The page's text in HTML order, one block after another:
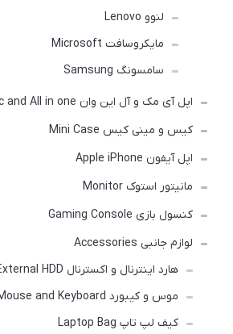
لنوو Lenovo
مایکروسافت Microsoft
سامسونگ Samsung
اپل آی مک و آل این وان Apple iMac and All in one
کیس و مینی کیس Mini Case
اپل آیفون Apple iPhone
مانیتور استوک Monitor
کنسول بازی Gaming Console
لوازم جانبی Accessories
هارد اینترنال و اکسترنال Internal and External HDD
موس و کیبورد Mouse and Keyboard
کیف لپ تاپ Laptop Bag